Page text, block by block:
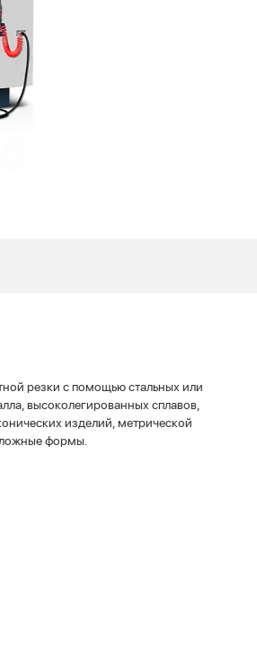
резки с помощью стальных или
высоколегированных сплавов,
изделий, метрической
формы.